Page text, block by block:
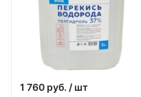
1 760 руб. / шт